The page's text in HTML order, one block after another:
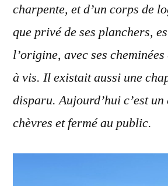
charpente, et d’un corps de
que privé de ses planchers,
l’origine, avec ses
à vis. Il existait aussi une
disparu. Aujourd’hui c’est un
chèvres et fermé au public.